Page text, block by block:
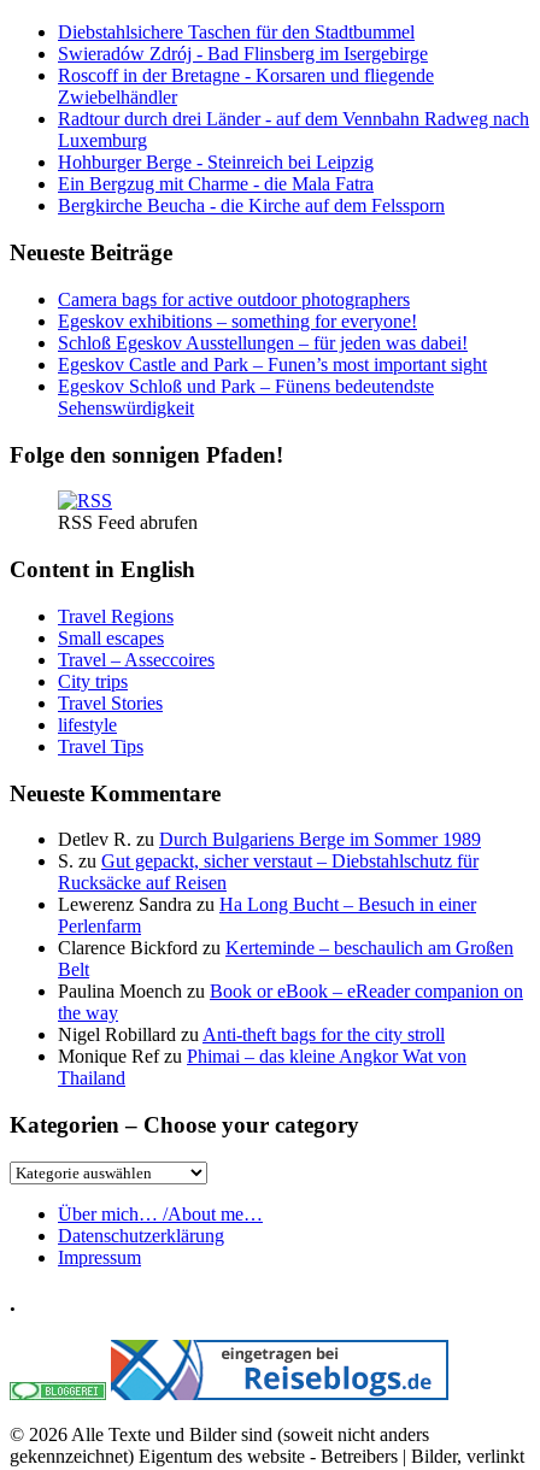
Diebstahlsichere Taschen für den Stadtbummel
Swieradów Zdrój - Bad Flinsberg im Isergebirge
Roscoff in der Bretagne - Korsaren und fliegende
Zwiebelhändler
Radtour durch drei Länder - auf dem Vennbahn Radweg nach
Luxemburg
Hohburger Berge - Steinreich bei Leipzig
Ein Bergzug mit Charme - die Mala Fatra
Bergkirche Beucha - die Kirche auf dem Felssporn
Neueste Beiträge
Camera bags for active outdoor photographers
Egeskov exhibitions – something for everyone!
Schloß Egeskov Ausstellungen – für jeden was dabei!
Egeskov Castle and Park – Funen’s most important sight
Egeskov Schloß und Park – Fünens bedeutendste
Sehenswürdigkeit
Folge den sonnigen Pfaden!
RSS Feed abrufen
Content in English
Travel Regions
Small escapes
Travel – Asseccoires
City trips
Travel Stories
lifestyle
Travel Tips
Neueste Kommentare
Detlev R. zu Durch Bulgariens Berge im Sommer 1989
S. zu Gut gepackt, sicher verstaut – Diebstahlschutz für
Rucksäcke auf Reisen
Lewerenz Sandra zu Ha Long Bucht – Besuch in einer
Perlenfarm
Clarence Bickford zu Kerteminde – beschaulich am Großen
Belt
Paulina Moench zu Book or eBook – eReader companion on
the way
Nigel Robillard zu Anti-theft bags for the city stroll
Monique Refzu Phimai – das kleine Angkor Wat von
Thailand
Kategorien – Choose your category
Kategorien
Choose
your
category
Über mich… /About me…
Datenschutzerklärung
Impressum
.
© 2026 Alle Texte und Bilder sind (soweit nicht anders
gekennzeichnet) Eigentum des website - Betreibers | Bilder, verlinkt